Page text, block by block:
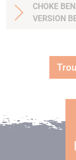
CHOKE
VERSION